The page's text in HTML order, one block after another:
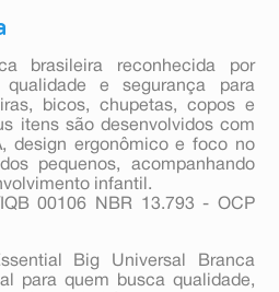
brasileira reconhecida por
e segurança para
bicos, chupetas, copos e
itens são desenvolvidos com
design ergonômico e foco no
pequenos, acompanhando
infantil.
00106 NBR 13.793 - OCP
Big Universal Branca
para quem busca qualidade,